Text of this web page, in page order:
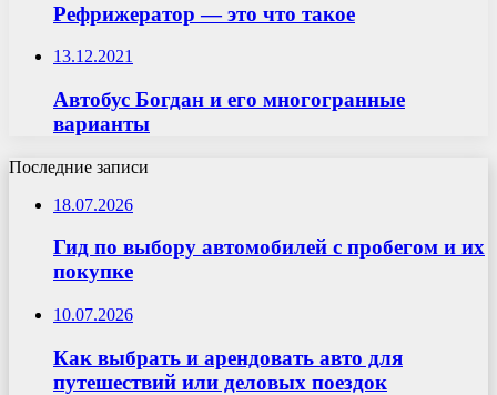
Рефрижератор — это что такое
13.12.2021
Автобус Богдан и его многогранные
варианты
Последние записи
18.07.2026
Гид по выбору автомобилей с пробегом и их
покупке
10.07.2026
Как выбрать и арендовать авто для
путешествий или деловых поездок